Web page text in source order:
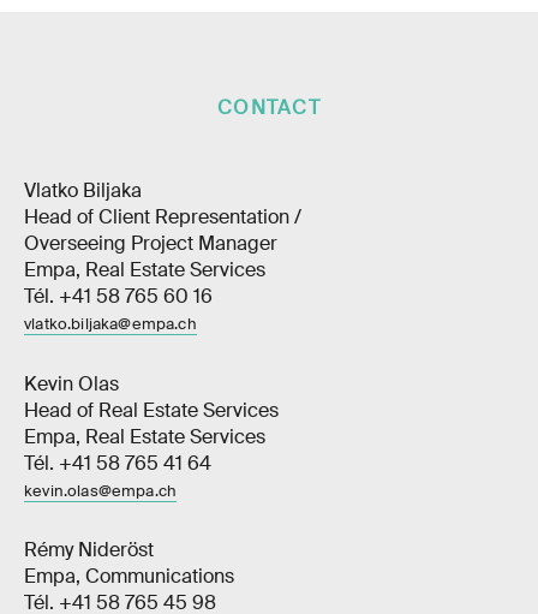
CONTACT
Vlatko Biljaka
Head of Client Representation /
Overseeing Project Manager
Empa, Real Estate Services
Tél. +41 58 765 60 16
vlatko.biljaka@empa.ch
Kevin Olas
Head of Real Estate Services
Empa, Real Estate Services
Tél. +41 58 765 41 64
kevin.olas@empa.ch
Rémy Nideröst
Empa, Communications
Tél. +41 58 765 45 98